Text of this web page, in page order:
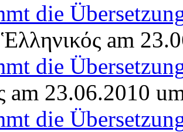
die
am
die
am 23.06.2010
die